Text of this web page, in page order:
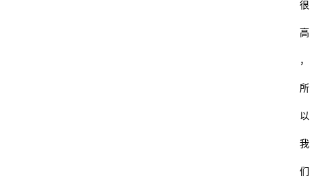
很
高
，
所
以
我
们